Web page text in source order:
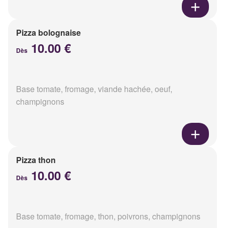
Pizza bolognaise
Dès 10.00 €
Base tomate, fromage, viande hachée, oeuf,
champignons
Pizza thon
Dès 10.00 €
Base tomate, fromage, thon, poivrons, champignons